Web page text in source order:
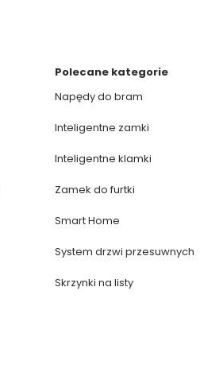
Polecane kategorie
Napędy do bram
Inteligentne zamki
Inteligentne klamki
Zamek do furtki
Smart Home
System drzwi przesuwnych
Skrzynki na listy